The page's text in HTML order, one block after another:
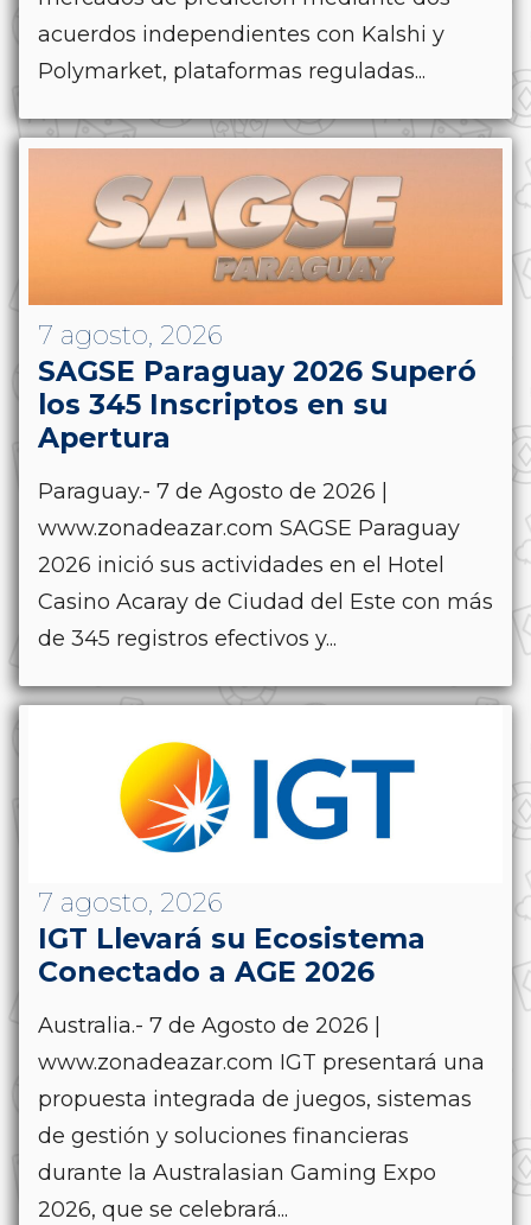
acuerdos independientes con Kalshi y
Polymarket, plataformas reguladas...
7 agosto, 2026
SAGSE Paraguay 2026 Superó
los 345 Inscriptos en su
Apertura
Paraguay.- 7 de Agosto de 2026 |
www.zonadeazar.com SAGSE Paraguay
2026 inició sus actividades en el Hotel
Casino Acaray de Ciudad del Este con más
de 345 registros efectivos y...
7 agosto, 2026
IGT Llevará su Ecosistema
Conectado a AGE 2026
Australia.- 7 de Agosto de 2026 |
www.zonadeazar.com IGT presentará una
propuesta integrada de juegos, sistemas
de gestión y soluciones financieras
durante la Australasian Gaming Expo
2026, que se celebrará...